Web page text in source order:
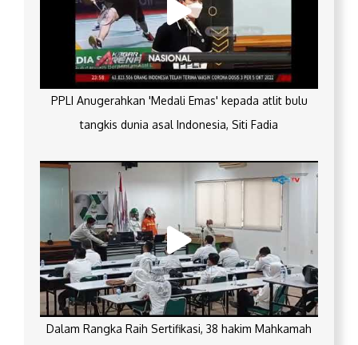
PPLI Anugerahkan 'Medali Emas' kepada atlit bulu
tangkis dunia asal Indonesia, Siti Fadia
Dalam Rangka Raih Sertifikasi, 38 hakim Mahkamah